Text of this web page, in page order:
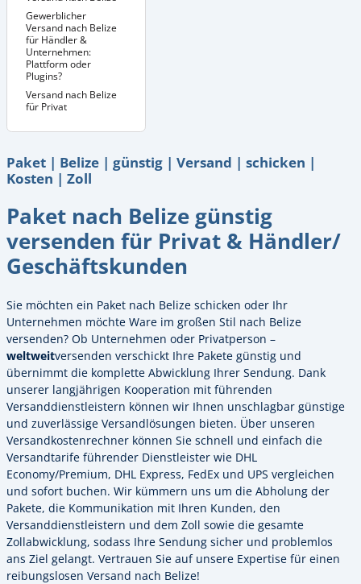
Gewerblicher
Versand nach Belize
für Händler &
Unternehmen:
Plattform oder
Plugins?
Versand nach Belize
für Privat
Paket | Belize | günstig | Versand | schicken |
Kosten | Zoll
Paket nach Belize günstig
versenden für Privat & Händler/
Geschäftskunden
Sie möchten ein Paket nach Belize schicken oder Ihr
Unternehmen möchte Ware im großen Stil nach Belize
versenden? Ob Unternehmen oder Privatperson –
weltweitversenden verschickt Ihre Pakete günstig und
übernimmt die komplette Abwicklung Ihrer Sendung. Dank
unserer langjährigen Kooperation mit führenden
Versanddienstleistern können wir Ihnen unschlagbar günstige
und zuverlässige Versandlösungen bieten. Über unseren
Versandkostenrechner können Sie schnell und einfach die
Versandtarife führender Dienstleister wie DHL
Economy/Premium, DHL Express, FedEx und UPS vergleichen
und sofort buchen. Wir kümmern uns um die Abholung der
Pakete, die Kommunikation mit Ihren Kunden, den
Versanddienstleistern und dem Zoll sowie die gesamte
Zollabwicklung, sodass Ihre Sendung sicher und problemlos
ans Ziel gelangt. Vertrauen Sie auf unsere Expertise für einen
reibungslosen Versand nach Belize!